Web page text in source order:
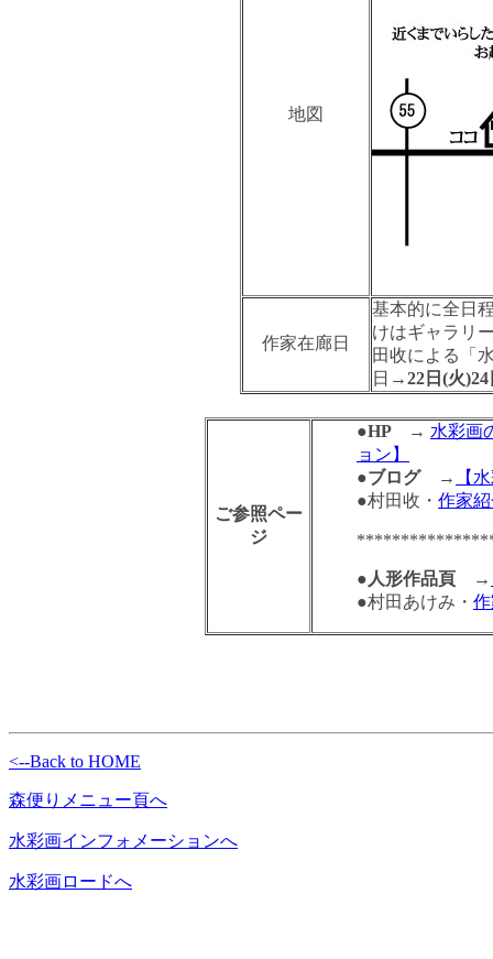
地図
作家在廊日
基本的に全日
けはギャラリ
田收による「
日→22日(火
ご参照ペー
ジ
●HP → 水彩画
ョン】
●ブログ →
【
●村田收・ 作家
● 人形作品頁 →
●村田あけみ・
<--Back to HOME
森便りメニュー頁へ
水彩画インフォメーションへ
水彩画ロードへ